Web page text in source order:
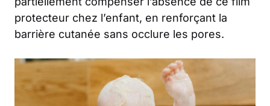
protecteur chez l’enfant, en renforçant la
barrière cutanée sans occlure les pores.